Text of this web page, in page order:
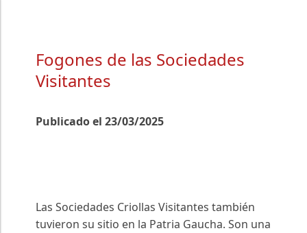
Fogones de las Sociedades
Visitantes
Publicado el 23/03/2025
Las Sociedades Criollas Visitantes también
tuvieron su sitio en la Patria Gaucha. Son una